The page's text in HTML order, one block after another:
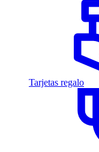
Tarjetas regalo